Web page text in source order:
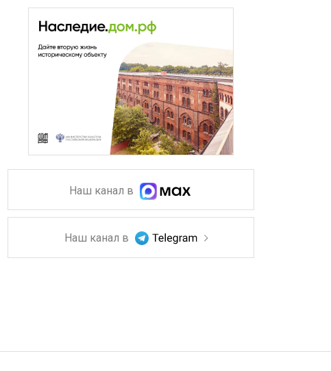
Наш канал в
Наш канал в